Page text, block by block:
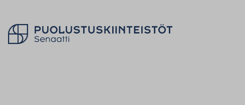
Palaa takaisin etusivulle